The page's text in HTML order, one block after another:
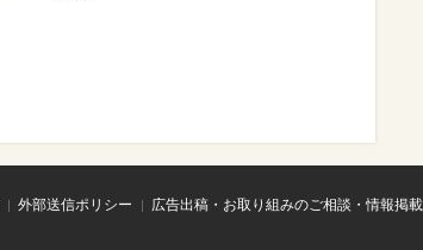
外部送信ポリシー
広告出稿・お取り組みのご相談・情報掲